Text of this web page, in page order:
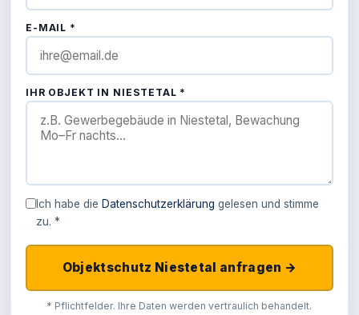
E-MAIL *
IHR OBJEKT IN NIESTETAL *
Ich habe die Datenschutzerklärung gelesen und stimme
zu. *
Objektschutz Niestetal anfragen →
* Pflichtfelder. Ihre Daten werden vertraulich behandelt.